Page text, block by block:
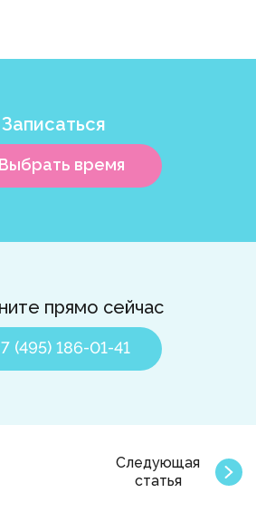
прямо сейчас
(495) 186-01-41
Записаться
Выбрать время
Следующая
статья